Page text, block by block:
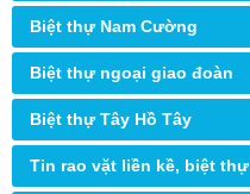
Biệt thự Nam Cường
Biệt thự ngoại giao đoàn
Biệt thự Tây Hồ Tây
Tin rao vặt liền kề, biệt thự